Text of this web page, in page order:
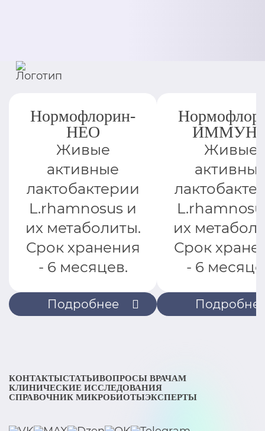
Подробнее
Нормофлорин-
НЕО
Живые
активные
лактобактерии
L.rhamnosus и
их метаболиты.
Срок хранения
- 6 месяцев.
Живые
их
Срок
- 6
КОНТАКТЫСТАТЬИВОПРОСЫ ВРАЧАМ
КЛИНИЧЕСКИЕ ИССЛЕДОВАНИЯ
СПРАВОЧНИК МИКРОБИОТЫЭКСПЕРТЫ